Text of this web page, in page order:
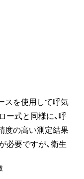
スを使用して呼気
ー式と同様に、呼
度の高い測定結果
必要ですが、衛生